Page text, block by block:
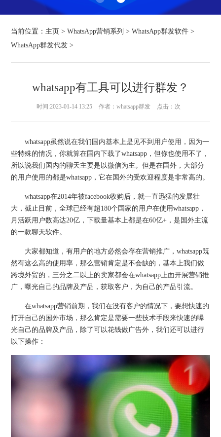
当前位置： 主页 >WhatsApp营销系列 >WhatsApp群发软件 >
WhatsApp群发代发 >
whatsapp有工具可以进行群发？
时间:2023-01-14 13:25 作者：whatsapp群发 点击： 次
whatsapp虽然说在我们国内基本上是见不到用户使用，因为一
些特殊的情况，你就算在国内下载了whatsapp，但你也使用不了，
所以说我们国内的聊天主要是以微信为主。但是在国外，大部分
的用户使用的都是whatsapp，它在国外的受欢迎程度是非常高的。
whatsapp在2014年被facebook收购后，就一直迅猛的发展壮
大，截止目前，全球已经有超180个国家的用户在使用whatsapp，
月活跃用户数高达20亿，下载量基本上都是在60亿+，是国外主流
的一款聊天软件。
大家都知道，有用户的地方必然会存在营销推广，whatsapp既
然有这么高的使用率，那么营销肯定是不会缺的，基本上我们做
跨境外贸的，三分之二以上的卖家都会在whatsapp上面开展营销推
广，曝光自己的品牌及产品，获取客户，为自己的产品引流。
在whatsapp营销前期，我们在没有客户的情况下，要想快速的
打开自己的国外市场，那么肯定是需要一些技术手段来快速的曝
光自己的品牌及产品，除了可以花钱做广告外，我们还可以进行
以下操作：